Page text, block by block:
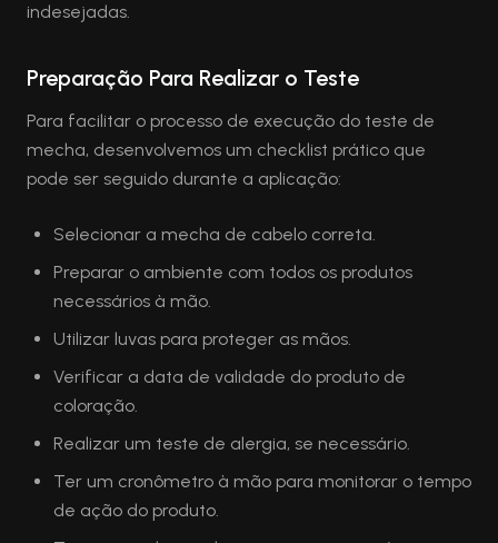
indesejadas.
Preparação Para Realizar o Teste
Para facilitar o processo de execução do teste de
mecha, desenvolvemos um checklist prático que
pode ser seguido durante a aplicação:
Selecionar a mecha de cabelo correta.
Preparar o ambiente com todos os produtos
necessários à mão.
Utilizar luvas para proteger as mãos.
Verificar a data de validade do produto de
coloração.
Realizar um teste de alergia, se necessário.
Ter um cronômetro à mão para monitorar o tempo
de ação do produto.